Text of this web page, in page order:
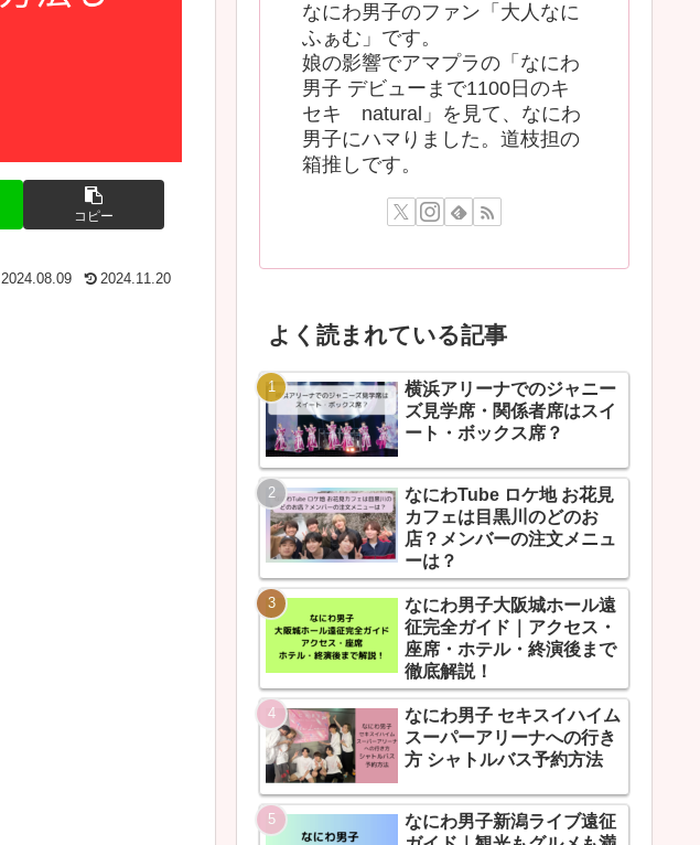
コピー
2024.08.09 2024.11.20
なにわ男子のファン「大人なに
ふぁむ」です。
娘の影響でアマプラの「なにわ
男子 デビューまで1100日のキ
セキ natural」を見て、なにわ
男子にハマりました。道枝担の
箱推しです。
よく読まれている記事
横浜アリーナでのジャニー
ズ見学席・関係者席はスイ
ート・ボックス席？
なにわTube ロケ地 お花見
カフェは目黒川のどのお
店？メンバーの注文メニュ
ーは？
なにわ男子大阪城ホール遠
征完全ガイド｜アクセス・
座席・ホテル・終演後まで
徹底解説！
なにわ男子 セキスイハイム
スーパーアリーナへの行き
方 シャトルバス予約方法
なにわ男子新潟ライブ遠征